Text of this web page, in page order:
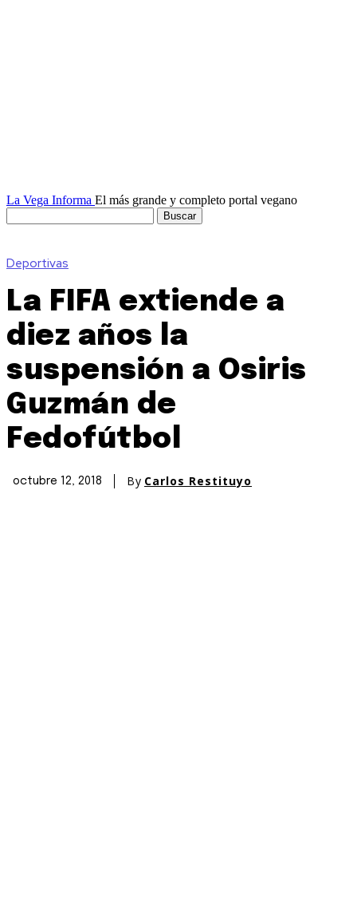
La Vega Informa El más grande y completo portal vegano
Deportivas
La FIFA extiende a
diez años la
suspensión a Osiris
Guzmán de
Fedofútbol
octubre 12, 2018 By Carlos Restituyo